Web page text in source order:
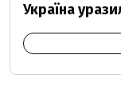
Україна